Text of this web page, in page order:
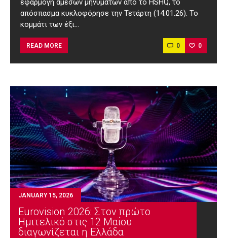
εφαρμογή άμεσων μηνυμάτων από το HSHQ, το
απόσπασμα κυκλοφόρησε την Τετάρτη (14.01.26). Το
κομμάτι των έξι…
READ MORE 0 0
JANUARY 15, 2026
Eurovision 2026: Στον πρώτο
Ημιτελικό στις 12 Μαΐου
διαγωνίζεται η Ελλάδα